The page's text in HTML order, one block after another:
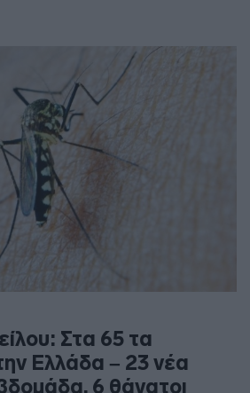
Στα 65 τα
Ελλάδα – 23 νέα
6 θάνατοι